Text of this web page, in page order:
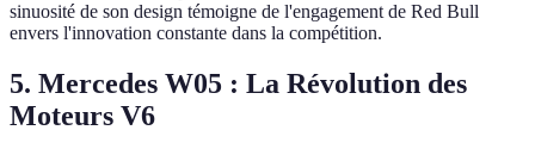
sinuosité de son design témoigne de l'engagement de Red Bull
envers l'innovation constante dans la compétition.
5. Mercedes W05 : La Révolution des
Moteurs V6